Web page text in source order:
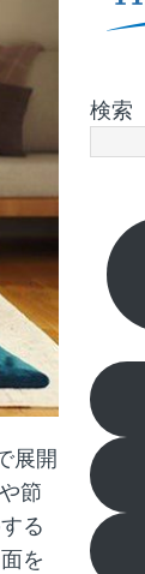
展開
節
る
を
検索